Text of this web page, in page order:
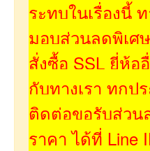
ระทบในเรื่องนี้
มอบส่วนลดพิเศ
สั่งซื้อ SSL ยี่ห้
กับทางเรา ทุกป
ติดต่อขอรับส่วน
ราคา ได้ที่ Line